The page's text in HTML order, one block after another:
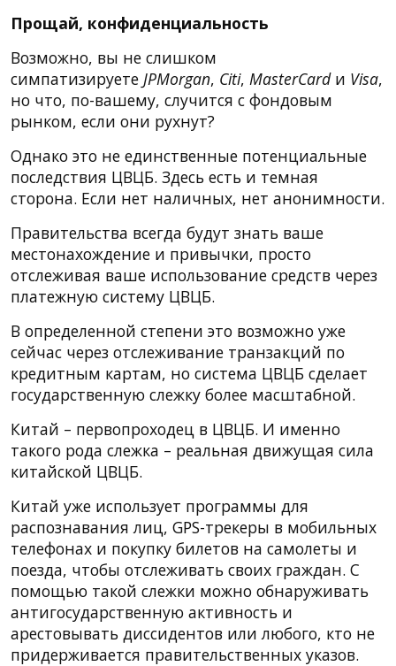
Прощай, конфиденциальность
Возможно, вы не слишком
симпатизируете JPMorgan, Citi, MasterCardи Visa,
но что, по-вашему, случится с фондовым
рынком, если они рухнут?
Однако это не единственные потенциальные
последствия ЦВЦБ. Здесь есть и темная
сторона. Если нет наличных, нет анонимности.
Правительства всегда будут знать ваше
местонахождение и привычки, просто
отслеживая ваше использование средств через
платежную систему ЦВЦБ.
В определенной степени это возможно уже
сейчас через отслеживание транзакций по
кредитным картам, но система ЦВЦБ сделает
государственную слежку более масштабной.
Китай – первопроходец в ЦВЦБ. И именно
такого рода слежка – реальная движущая сила
китайской ЦВЦБ.
Китай уже использует программы для
распознавания лиц, GPS-трекеры в мобильных
телефонах и покупку билетов на самолеты и
поезда, чтобы отслеживать своих граждан. С
помощью такой слежки можно обнаруживать
антигосударственную активность и
арестовывать диссидентов или любого, кто не
придерживается правительственных указов.